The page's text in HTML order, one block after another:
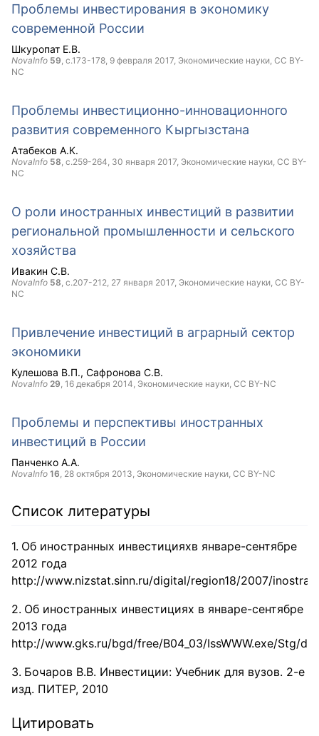
Проблемы инвестирования в экономику
современной России
Шкуропат Е.В.
NovaInfo 59, с.173-178, 9 февраля 2017, Экономические науки, CC BY-
NC
Проблемы инвестиционно-инновационного
развития современного Кыргызстана
Атабеков А.К.
NovaInfo 58, с.259-264, 30 января 2017, Экономические науки, CC BY-
NC
О роли иностранных инвестиций в развитии
региональной промышленности и сельского
хозяйства
Ивакин С.В.
NovaInfo 58, с.207-212, 27 января 2017, Экономические науки, CC BY-
NC
Привлечение инвестиций в аграрный сектор
экономики
Кулешова В.П. Сафронова С.В.
NovaInfo 29, 16 декабря 2014, Экономические науки, CC BY-NC
Проблемы и перспективы иностранных
инвестиций в России
Панченко А.А.
NovaInfo 16, 28 октября 2013, Экономические науки, CC BY-NC
Список литературы
Об иностранных инвестицияхв январе-сентябре
2012 года
http://www.nizstat.sinn.ru/digital/region18/2007/
Об иностранных инвестициях в январе-сентябре
2013 года
http://www.gks.ru/bgd/free/B04_03/IssWWW.exe/Stg/
Бочаров В.В. Инвестиции: Учебник для вузов. 2-е
изд. ПИТЕР, 2010
Цитировать